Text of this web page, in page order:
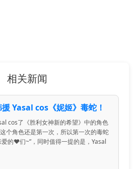
相关新闻
Yasal cos《妮姬》毒蛇！
cos了《胜利女神新的希望》中的角色
个角色还是第一次，所以第一次的毒蛇
的❤️们~”，同时值得一提的是，Yasal